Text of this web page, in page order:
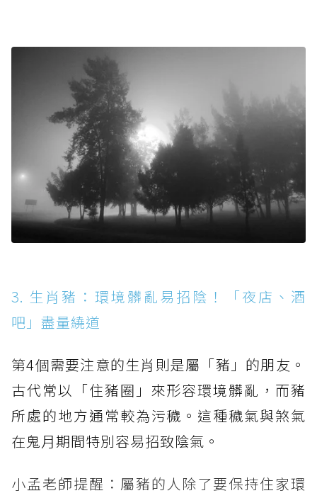
3. 生肖豬：環境髒亂易招陰！「夜店、酒
吧」盡量繞道
第4個需要注意的生肖則是屬「豬」的朋友。
古代常以「住豬圈」來形容環境髒亂，而豬
所處的地方通常較為污穢。這種穢氣與煞氣
在鬼月期間特別容易招致陰氣。
小孟老師提醒：屬豬的人除了要保持住家環